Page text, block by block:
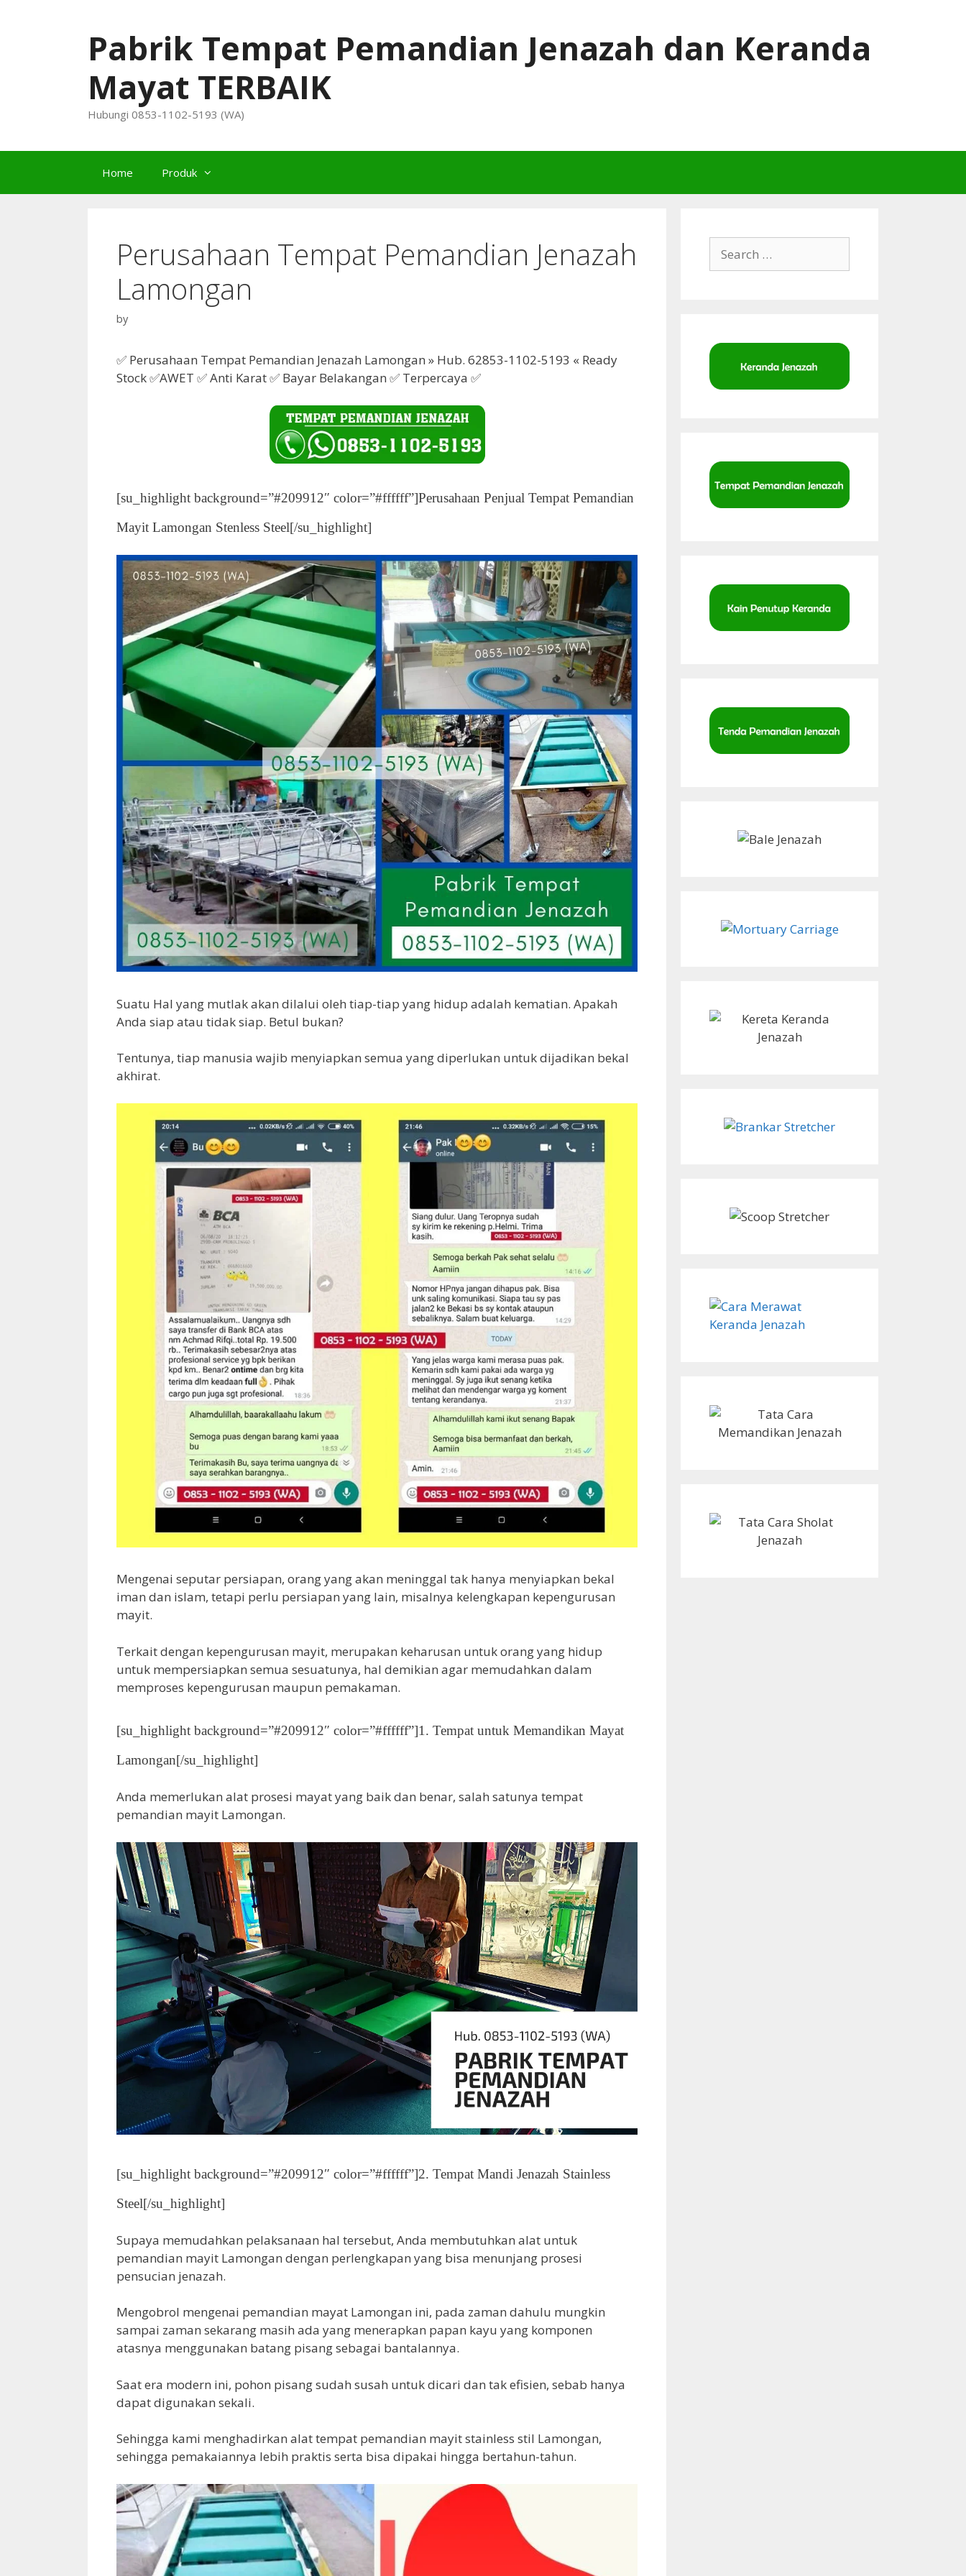
Pabrik Tempat Pemandian Jenazah dan Keranda
Mayat TERBAIK
Hubungi 0853-1102-5193 (WA)
Home Produk
Perusahaan Tempat Pemandian Jenazah
Lamongan
by
✅ Perusahaan Tempat Pemandian Jenazah Lamongan » Hub. 62853-1102-5193 « Ready
Stock ✅AWET ✅ Anti Karat ✅ Bayar Belakangan ✅ Terpercaya ✅
[su_highlight background=”#209912″ color=”#ffffff”]Perusahaan Penjual Tempat Pemandian
Mayit Lamongan Stenless Steel[/su_highlight]
Suatu Hal yang mutlak akan dilalui oleh tiap-tiap yang hidup adalah kematian. Apakah
Anda siap atau tidak siap. Betul bukan?
Tentunya, tiap manusia wajib menyiapkan semua yang diperlukan untuk dijadikan bekal
akhirat.
Mengenai seputar persiapan, orang yang akan meninggal tak hanya menyiapkan bekal
iman dan islam, tetapi perlu persiapan yang lain, misalnya kelengkapan kepengurusan
mayit.
Terkait dengan kepengurusan mayit, merupakan keharusan untuk orang yang hidup
untuk mempersiapkan semua sesuatunya, hal demikian agar memudahkan dalam
memproses kepengurusan maupun pemakaman.
[su_highlight background=”#209912″ color=”#ffffff”]1. Tempat untuk Memandikan Mayat
Lamongan[/su_highlight]
Anda memerlukan alat prosesi mayat yang baik dan benar, salah satunya tempat
pemandian mayit Lamongan.
[su_highlight background=”#209912″ color=”#ffffff”]2. Tempat Mandi Jenazah Stainless
Steel[/su_highlight]
Supaya memudahkan pelaksanaan hal tersebut, Anda membutuhkan alat untuk
pemandian mayit Lamongan dengan perlengkapan yang bisa menunjang prosesi
pensucian jenazah.
Mengobrol mengenai pemandian mayat Lamongan ini, pada zaman dahulu mungkin
sampai zaman sekarang masih ada yang menerapkan papan kayu yang komponen
atasnya menggunakan batang pisang sebagai bantalannya.
Saat era modern ini, pohon pisang sudah susah untuk dicari dan tak efisien, sebab hanya
dapat digunakan sekali.
Sehingga kami menghadirkan alat tempat pemandian mayit stainless stil Lamongan,
sehingga pemakaiannya lebih praktis serta bisa dipakai hingga bertahun-tahun.
for: